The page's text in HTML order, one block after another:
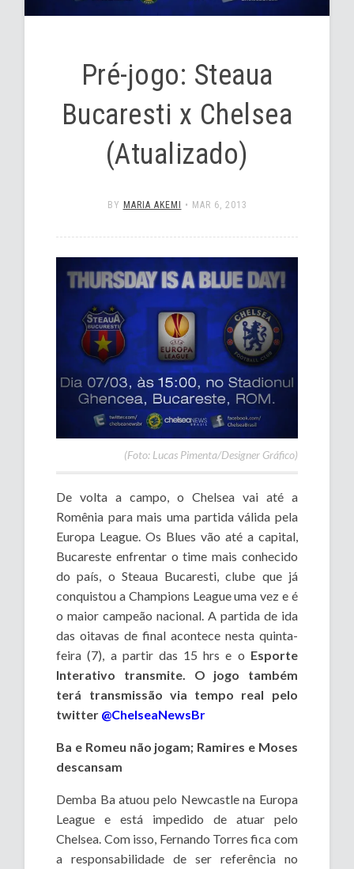
Pré-jogo: Steaua
Bucaresti x Chelsea
(Atualizado)
BY MARIA AKEMI • MAR 6, 2013
(Foto: Lucas Pimenta/Designer Gráfico)
De volta a campo, o Chelsea vai até a
Romênia para mais uma partida válida pela
Europa League. Os Blues vão até a capital,
Bucareste enfrentar o time mais conhecido
do país, o Steaua Bucaresti, clube que já
conquistou a Champions League uma vez e é
o maior campeão nacional. A partida de ida
das oitavas de final acontece nesta quinta-
feira (7), a partir das 15 hrs e o Esporte
Interativo transmite. O jogo também
terá transmissão via tempo real pelo
twitter @ChelseaNewsBr
Ba e Romeu não jogam; Ramires e Moses
descansam
Demba Ba atuou pelo Newcastle na Europa
League e está impedido de atuar pelo
Chelsea. Com isso, Fernando Torres fica com
a responsabilidade de ser referência no